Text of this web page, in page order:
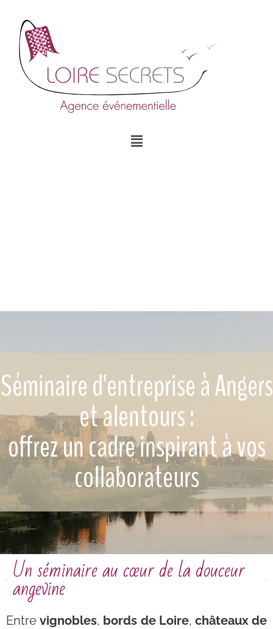
Séminaire d'entreprise à Angers
et alentours :
offrez un cadre inspirant à vos
collaborateurs
Un séminaire au cœur de la douceur
angevine
Entrevignobles, bords de Loire, châteaux de